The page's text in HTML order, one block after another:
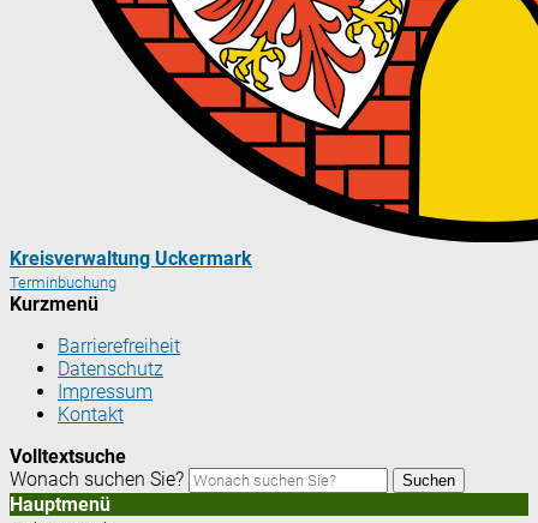
Kreisverwaltung Uckermark
Terminbuchung
Kurzmenü
Barrierefreiheit
Datenschutz
Impressum
Kontakt
Volltextsuche
Wonach suchen Sie?
Suchen
Hauptmenü